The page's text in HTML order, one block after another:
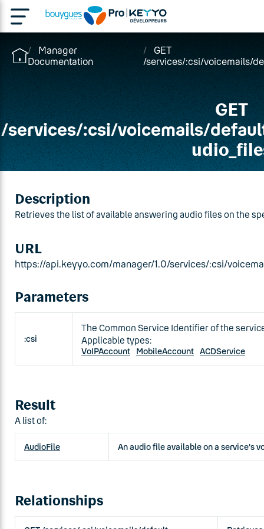
Manager
Documentation
GET
/services/:csi/voicemails/
GET
/services/:csi/voicemails/
Description
Retrieves the list of available answering audio files on the
URL
https://api.keyyo.com/manager/1.0/services/:csi/
Parameters
:csi
The Common Service Identifier of the
Applicable types:
VoIPAccount MobileAccount ACDService
Result
A list of:
AudioFile An audio file available on a service's
Relationships